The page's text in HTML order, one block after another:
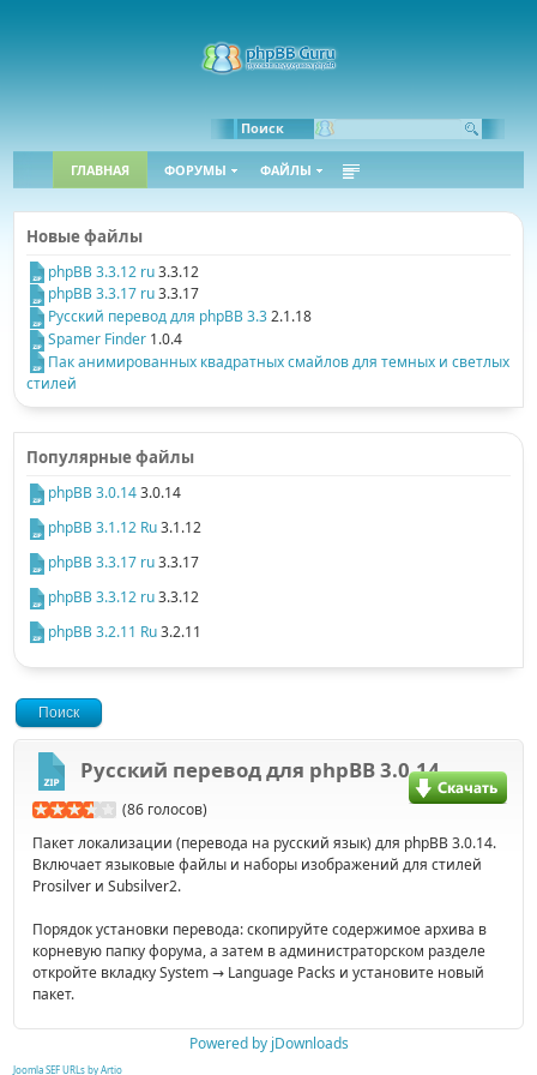
Поиск
ГЛАВНАЯ ФОРУМЫ ФАЙЛЫ
Новые файлы
phpBB 3.3.12 ru3.3.12
phpBB 3.3.17 ru3.3.17
Русский перевод для phpBB 3.32.1.18
Spamer Finder 1.0.4
Пак анимированных квадратных смайлов для темных и светлых
стилей
Популярные файлы
phpBB 3.0.143.0.14
phpBB 3.1.12 Ru3.1.12
phpBB 3.3.17 ru3.3.17
phpBB 3.3.12 ru3.3.12
phpBB 3.2.11 Ru3.2.11
Поиск
Русский перевод для phpBB 3.0.14
(86 голосов)
Пакет локализации (перевода на русский язык) для phpBB 3.0.14.
Включает языковые файлы и наборы изображений для стилей
Prosilver и Subsilver2.
Порядок установки перевода: скопируйте содержимое архива в
корневую папку форума, а затем в администраторском разделе
откройте вкладку System → Language Packs и установите новый
пакет.
Powered by jDownloads
Joomla SEF URLs by Artio